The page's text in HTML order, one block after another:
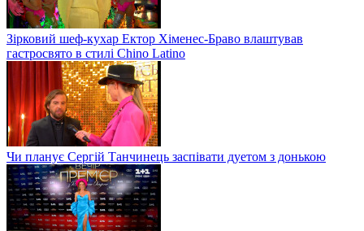
Зірковий шеф-кухар Ектор Хіменес-Браво влаштував
гастросвято в стилі Chino Latino
Чи планує Сергій Танчинець заспівати дуетом з донькою